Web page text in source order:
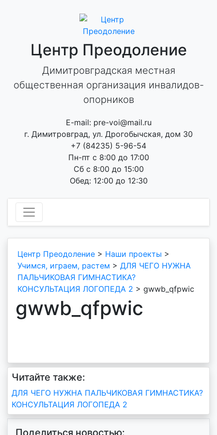
Центр Преодоление
Димитровградская местная
общественная организация инвалидов-
опорников
E-mail: pre-voi@mail.ru
г. Димитровград, ул. Дрогобычская, дом 30
+7 (84235) 5-96-54
Пн-пт с 8:00 до 17:00
Сб с 8:00 до 15:00
Обед: 12:00 до 12:30
Центр Преодоление > Наши проекты >
Учимся, играем, растем > ДЛЯ ЧЕГО НУЖНА
ПАЛЬЧИКОВАЯ ГИМНАСТИКА?
КОНСУЛЬТАЦИЯ ЛОГОПЕДА 2 > gwwb_qfpwic
gwwb_qfpwic
Читайте также:
Навигация
по
ДЛЯ ЧЕГО НУЖНА ПАЛЬЧИКОВАЯ ГИМНАСТИКА?
КОНСУЛЬТАЦИЯ ЛОГОПЕДА 2
Поделиться новостью: